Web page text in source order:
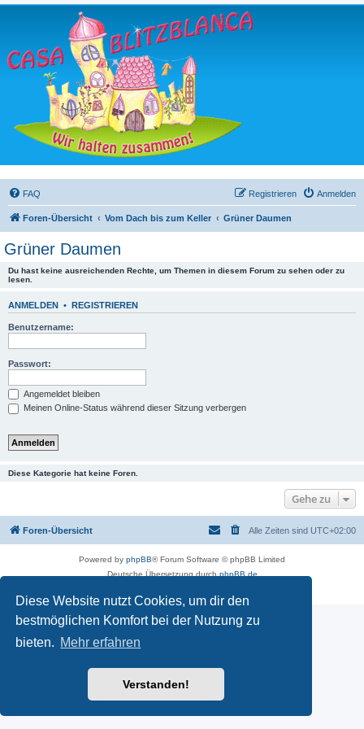
Diese Website nutzt Cookies, um dir den
bestmöglichen Komfort bei der Nutzung zu
bieten. Mehr erfahren
Verstanden!
FAQ Anmelden
Registrieren
Foren-Übersicht Vom Dach bis zum Keller Grüner Daumen
Grüner Daumen
Du hast keine ausreichenden Rechte, um Themen in diesem Forum zu sehen oder zu
lesen.
ANMELDEN • REGISTRIEREN
Benutzername:
Passwort:
Angemeldet bleiben
Meinen Online-Status während dieser Sitzung verbergen
Diese Kategorie hat keine Foren.
Gehe zu
Foren-Übersicht Alle Zeiten sind UTC+02:00
Powered by phpBB® Forum Software © phpBB Limited
Deutsche Übersetzung durch phpBB.de